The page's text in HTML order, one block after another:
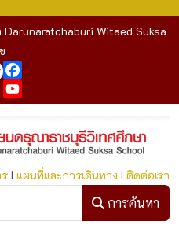
Witaed Suksa
YouTube
I แผนที่และการเดินทาง I ติดต่อเรา
ก
การค้นหา